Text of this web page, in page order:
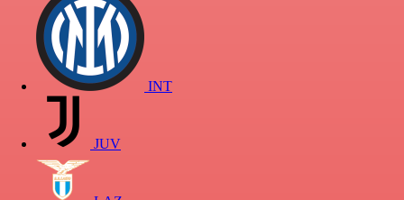
INT
JUV